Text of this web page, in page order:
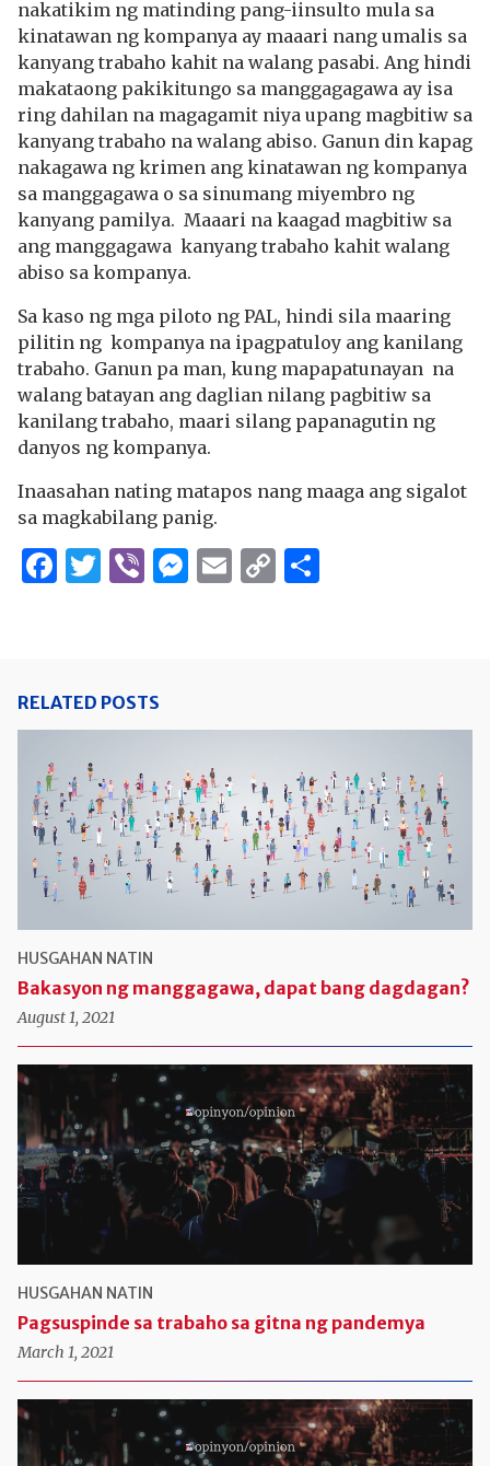
nakatikim ng matinding pang-iinsulto mula sa
kinatawan ng kompanya ay maaari nang umalis sa
kanyang trabaho kahit na walang pasabi. Ang hindi
makataong pakikitungo sa manggagagawa ay isa
ring dahilan na magagamit niya upang magbitiw sa
kanyang trabaho na walang abiso. Ganun din kapag
nakagawa ng krimen ang kinatawan ng kompanya
sa manggagawa o sa sinumang miyembro ng
kanyang pamilya. Maaari na kaagad magbitiw sa
ang manggagawa kanyang trabaho kahit walang
abiso sa kompanya.
Sa kaso ng mga piloto ng PAL, hindi sila maaring
pilitin ng kompanya na ipagpatuloy ang kanilang
trabaho. Ganun pa man, kung mapapatunayan na
walang batayan ang daglian nilang pagbitiw sa
kanilang trabaho, maari silang papanagutin ng
danyos ng kompanya.
Inaasahan nating matapos nang maaga ang sigalot
sa magkabilang panig.
Facebook
Twitter
ViberMessenger
Email
Copy
RELATED POSTS
HUSGAHAN NATIN
Bakasyon ng manggagawa, dapat bang dagdagan?
August 1, 2021
HUSGAHAN NATIN
Pagsuspinde sa trabaho sa gitna ng pandemya
March 1, 2021